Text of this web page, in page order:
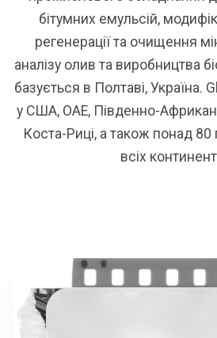
бітумних емульсій,
регенерації та очищення
аналізу олив та виробництва
базується в Полтаві, Україна.
у США, ОАЕ, Південно-
Коста-Риці, а також понад
всіх